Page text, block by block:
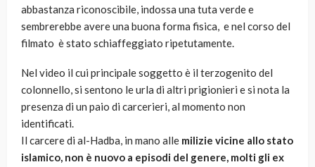
abbastanza riconoscibile, indossa una tuta verde e
sembrerebbe avere una buona forma fisica, e nel corso del
filmato è stato schiaffeggiato ripetutamente.
Nel video il cui principale soggetto è il terzogenito del
colonnello, si sentono le urla di altri prigionieri e si nota la
presenza di un paio di carcerieri, al momento non
identificati.
Il carcere di al-Hadba, in mano alle milizie vicine allo stato
islamico, non è nuovo a episodi del genere, molti gli ex